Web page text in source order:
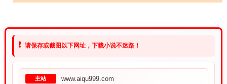
❗ 请保存或截图以下网址，下载小说不迷路！
主站 www.aiqu999.com